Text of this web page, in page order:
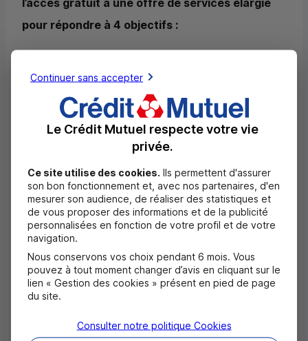
l’accès gratuit à une offre de services élargie
pour répondre à 4 objectifs :
proximité pour les clients des quatre
enseignes
(jusqu’à 3 fois) tout en conservant
l’environnement et l’intégralité des services de
leur banque : la possibilité de retirer ou déposer
des billets et de la monnaie, de déposer des
chèques, de consulter son solde ou d’éditer un
RIB, etc. ;
Pérenniser durablement le libre-service
bancaire auxquels les Français sont
attachés, dans les zones urbaines comme dans
les zones rurales ; témoignant de l’engagement
territorial et relationnel des quatre enseignes
participantes ;
Continuer sans accepter
Le Crédit Mutuel respecte votre vie
privée.
Ce site utilise des cookies. Ils permettent d'assurer
son bon fonctionnement et, avec nos partenaires, d'en
mesurer son audience, de réaliser des statistiques et
de vous proposer des informations et de la publicité
personnalisées en fonction de votre profil et de votre
navigation.
Nous conservons vos choix pendant 6 mois. Vous
pouvez à tout moment changer d’avis en cliquant sur le
lien « Gestion des cookies » présent en pied de page
du site.
Consulter notre politique Cookies